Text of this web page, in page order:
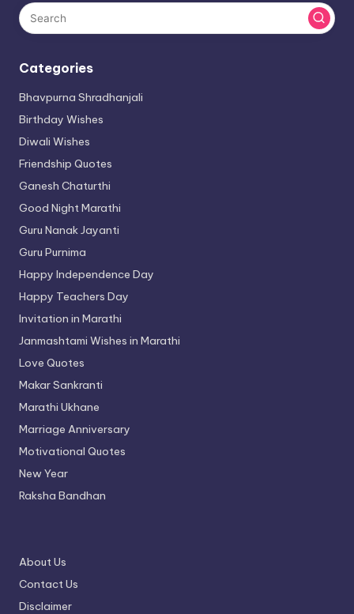
Categories
Bhavpurna Shradhanjali
Birthday Wishes
Diwali Wishes
Friendship Quotes
Ganesh Chaturthi
Good Night Marathi
Guru Nanak Jayanti
Guru Purnima
Happy Independence Day
Happy Teachers Day
Invitation in Marathi
Janmashtami Wishes in Marathi
Love Quotes
Makar Sankranti
Marathi Ukhane
Marriage Anniversary
Motivational Quotes
New Year
Raksha Bandhan
About Us
Contact Us
Disclaimer